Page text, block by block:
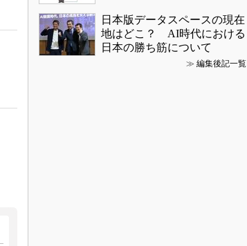
日本版データスペースの現在
地はどこ？ AI時代における
日本の勝ち筋について
≫ 編集後記一覧